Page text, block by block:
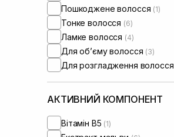
Пошкоджене волосся (1)
Тонке волосся (6)
Ламке волосся (4)
Для обʼєму волосся (3)
Для розгладження волосся
АКТИВНИЙ КОМПОНЕНТ
Вітамін B5 (1)